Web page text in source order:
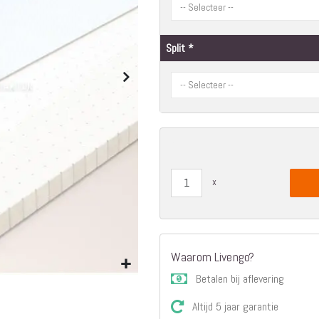
Matrassen
Topdekmatrassen
Bedbodems
Beddengoed
Dekbedden
Plaids / Throws
Hoeslakens /
Moltons
Split
Waarom Livengo?
Betalen bij aflevering
Altijd 5 jaar garantie